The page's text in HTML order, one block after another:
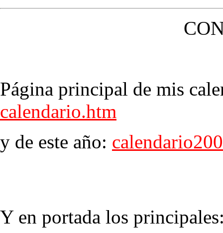
Página principal de mis
calendario.htm
y de este año:
Y en portada los